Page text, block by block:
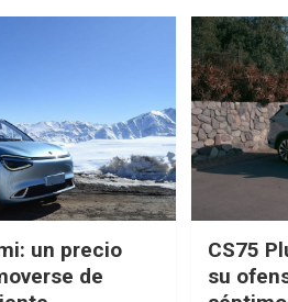
un precio
de
CS75
su